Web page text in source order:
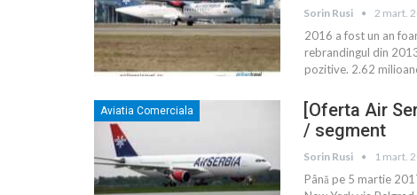
Sorin Rusi 2 mart.
2016 a fost un an
rebrandingul din
pozitive. 2.62
Aviatia Comerciala
[Oferta Air
/ segment
Sorin Rusi 1 mart.
Până pe 5 martie